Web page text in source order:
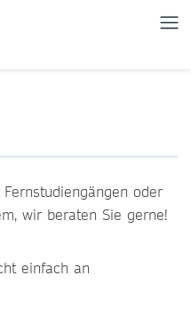
oder
wir beraten Sie gerne!
einfach an